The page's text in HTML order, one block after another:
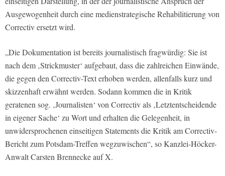
Ausgewogenheit durch eine medienstrategische Rehabilitierung von
Correctiv ersetzt wird.
„Die Dokumentation ist bereits journalistisch fragwürdig: Sie ist
nach dem ‚Strickmuster‘ aufgebaut, dass die zahlreichen Einwände,
die gegen den Correctiv-Text erhoben werden, allenfalls kurz und
skizzenhaft erwähnt werden. Sodann kommen die in Kritik
geratenen sog. ‚Journalisten‘ von Correctiv als ‚Letztentscheidende
in eigener Sache‘ zu Wort und erhalten die Gelegenheit, in
unwidersprochenen einseitigen Statements die Kritik am Correctiv-
Bericht zum Potsdam-Treffen wegzuwischen“, so Kanzlei-Höcker-
Anwalt Carsten Brennecke auf X.